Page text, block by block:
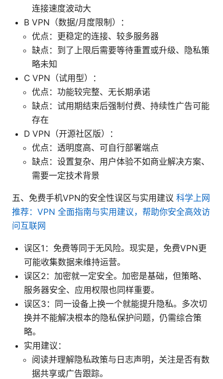
连接速度波动大
B VPN（数据/月度限制）：
优点：更稳定的连接、较多服务器
缺点：到了上限后需要等待重置或升级、隐私策
略未知
C VPN（试用型）：
优点：功能较完整、无长期承诺
缺点：试用期结束后强制付费、持续性广告可能
存在
D VPN（开源社区版）：
优点：透明度高、可自行部署端点
缺点：设置复杂、用户体验不如商业解决方案、
需要一定技术背景
五、免费手机VPN的安全性误区与实用建议 科学上网
推荐：VPN 全面指南与实用建议，帮助你安全高效访
问互联网
误区1：免费等同于无风险。现实是，免费VPN更
可能收集数据来维持运营。
误区2：加密就一定安全。加密是基础，但策略、
服务器安全、应用权限也同样重要。
误区3：同一设备上换一个就能提升隐私。多次切
换并不能解决根本的隐私保护问题，仍需综合策
略。
实用建议：
阅读并理解隐私政策与日志声明，关注是否有数
据共享或广告跟踪。